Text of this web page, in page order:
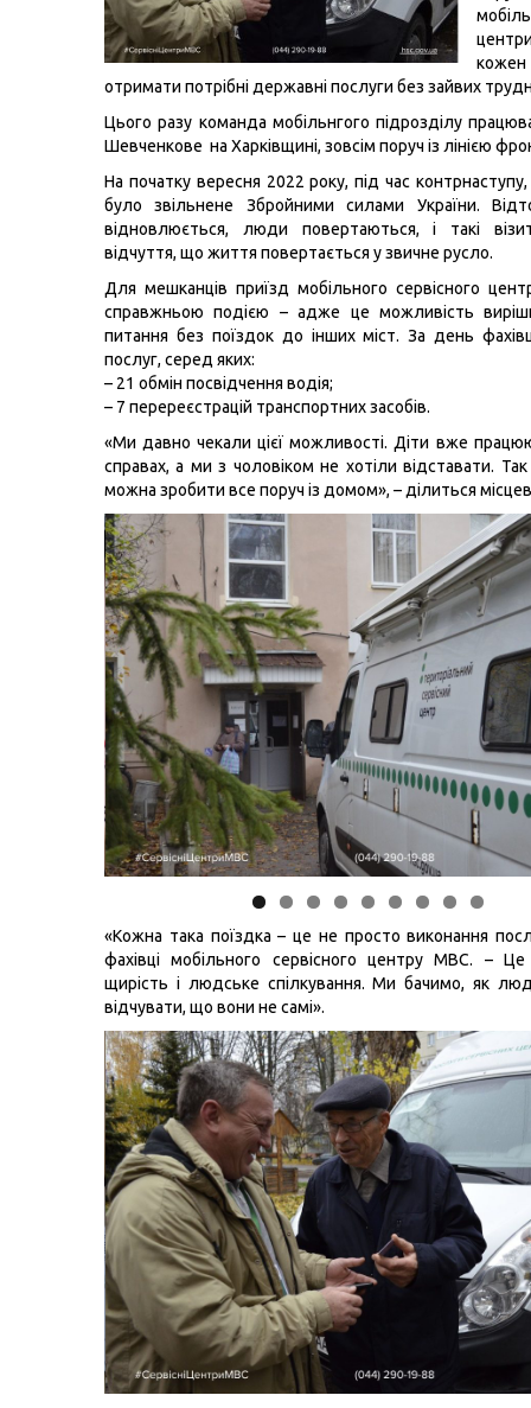
отримати потрібні державні послуги без зайвих
Цього разу команда мобільнгого підрозділу
Шевченкове на Харківщині, зовсім поруч із лінією
На початку вересня 2022 року, під час
було звільнене Збройними силами України.
відновлюється, люди повертаються, і такі
відчуття, що життя повертається у звичне русло.
Для мешканців приїзд мобільного сервісного
справжньою подією – адже це можливість
питання без поїздок до інших міст. За день
послуг, серед яких:
– 21 обмін посвідчення водія;
– 7 перереєстрацій транспортних засобів.
«Ми давно чекали цієї можливості. Діти вже
справах, а ми з чоловіком не хотіли відставати.
можна зробити все поруч із домом», – ділиться
«Кожна така поїздка – це не просто виконання
фахівці мобільного сервісного центру МВС. –
щирість і людське спілкування. Ми бачимо, як
відчувати, що вони не самі».